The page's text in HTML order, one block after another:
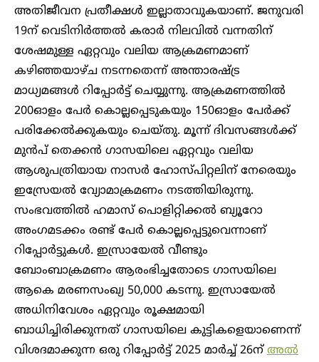
അതിജീവന പ്രതീക്ഷൾ ഇല്ലാതാവുകയാണ്. ജനുവരി
19ന് വെടിനിർത്തൽ കരാർ നിലവിൽ വന്നതിന്
ശേഷമുള്ള ഏറ്റവും വലിയ ആക്രമണമാണ്
കഴിഞ്ഞയാഴ്ച നടന്നതെന്ന് അന്താരഷ്ട്ര
മാധ്യമങ്ങൾ റിപ്പോർട്ട് ചെയ്യുന്നു. ആക്രമണത്തിൽ
200ഓളം പേർ കൊല്ലപ്പെടുകയും 150ഓളം പേർക്ക്
പരിക്കേൽക്കുകയും ചെയ്തു. മൂന്ന് ദിവസങ്ങൾക്ക്
മുൻപ് തെക്കൻ ഗാസയിലെ ഏറ്റവും വലിയ
ആശുപത്രിയായ നാസർ ഹോസ്പിറ്റലിന് നേരെയും
ഇസ്രേയൽ വ്യോമാക്രമണം നടത്തിയിരുന്നു.
സംഭവത്തിൽ ഹമാസ് പൊളിറ്റിക്കൽ ബ്യൂറോ
അംഗമടക്കം രണ്ട് പേർ കൊല്ലപ്പെട്ടുവെന്നാണ്
റിപ്പോർട്ടുകൾ. ഇസ്രായേൽ വീണ്ടും
ബോംബാക്രമണം ആരംഭിച്ചതോടെ ​ഗാസയിലെ
ആകെ മരണസംഖ്യ 50,000 കടന്നു. ഇസ്രായേൽ
അധിനിവേശം ഏറ്റവും രൂക്ഷമായി
ബാധിച്ചിരിക്കുന്നത് ​ഗാസയിലെ കുട്ടികളെയാണെന്ന്
വിശദമാക്കുന്ന ഒരു റിപ്പോർട്ട് 2025 മാർച്ച് 26ന് അൽ